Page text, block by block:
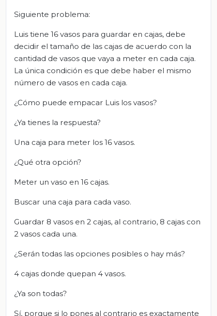
Siguiente problema:
Luis tiene 16 vasos para guardar en cajas, debe
decidir el tamaño de las cajas de acuerdo con la
cantidad de vasos que vaya a meter en cada caja.
La única condición es que debe haber el mismo
número de vasos en cada caja.
¿Cómo puede empacar Luis los vasos?
¿Ya tienes la respuesta?
Una caja para meter los 16 vasos.
¿Qué otra opción?
Meter un vaso en 16 cajas.
Buscar una caja para cada vaso.
Guardar 8 vasos en 2 cajas, al contrario, 8 cajas con
2 vasos cada una.
¿Serán todas las opciones posibles o hay más?
4 cajas donde quepan 4 vasos.
¿Ya son todas?
Sí, porque si lo pones al contrario es exactamente